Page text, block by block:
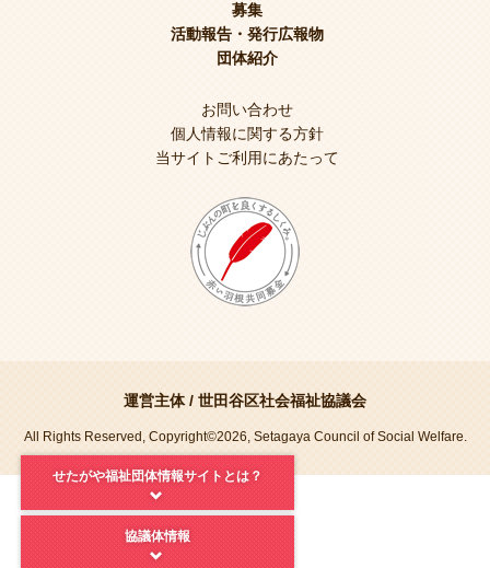
募集
活動報告・発行広報物
団体紹介
お問い合わせ
個人情報に関する方針
当サイトご利用にあたって
運営主体 / 世田谷区社会福祉協議会
All Rights Reserved, Copyright©2026, Setagaya Council of Social Welfare.
せたがや福祉団体情報サイトとは？
協議体情報